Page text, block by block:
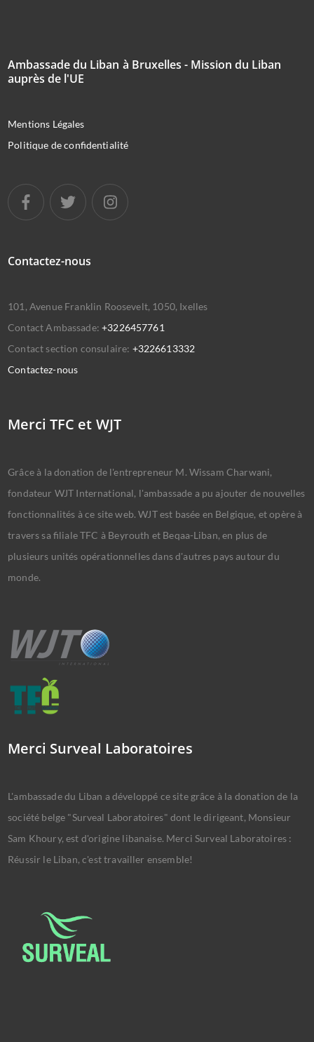
Ambassade du Liban à Bruxelles - Mission du Liban
auprès de l'UE
Mentions Légales
Politique de confidentialité
Contactez-nous
101, Avenue Franklin Roosevelt, 1050, Ixelles
Contact Ambassade:+3226457761
Contact section consulaire: +3226613332
Contactez-nous
Merci TFC et WJT
Grâce à la donation de l'entrepreneur M. Wissam Charwani,
fondateur WJT International, l'ambassade a pu ajouter de nouvelles
fonctionnalités à ce site web. WJT est basée en Belgique, et opère à
travers sa filiale TFC à Beyrouth et Beqaa-Liban, en plus de
plusieurs unités opérationnelles dans d'autres pays autour du
monde.
Merci Surveal Laboratoires
L'ambassade du Liban a développé ce site grâce à la donation de la
société belge "Surveal Laboratoires" dont le dirigeant, Monsieur
Sam Khoury, est d'origine libanaise. Merci Surveal Laboratoires :
Réussir le Liban, c'est travailler ensemble!